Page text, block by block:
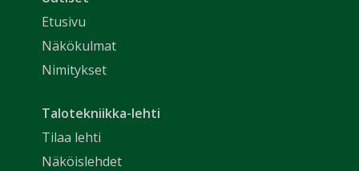
Etusivu
Näkökulmat
Nimitykset
Talotekniikka-lehti
Tilaa lehti
Näköislehdet